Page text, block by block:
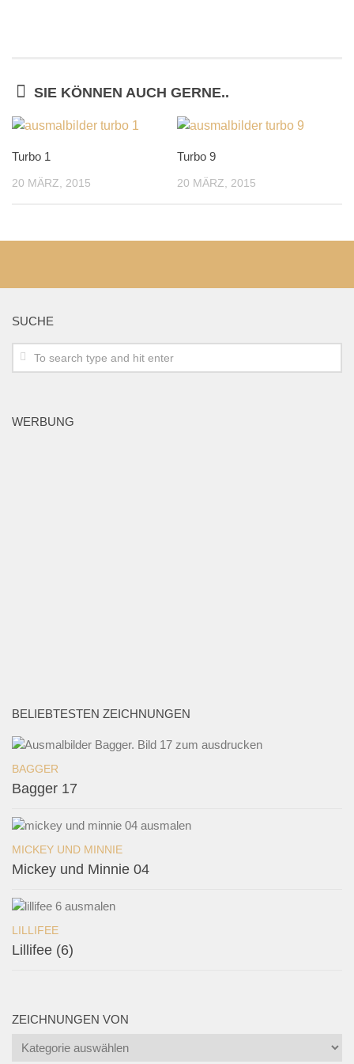
SIE KÖNNEN AUCH GERNE..
Turbo 1
20 MÄRZ, 2015
Turbo 9
20 MÄRZ, 2015
SUCHE
WERBUNG
BELIEBTESTEN ZEICHNUNGEN
BAGGER
Bagger 17
MICKEY UND MINNIE
Mickey und Minnie 04
LILLIFEE
Lillifee (6)
ZEICHNUNGEN VON
Zeichnungen